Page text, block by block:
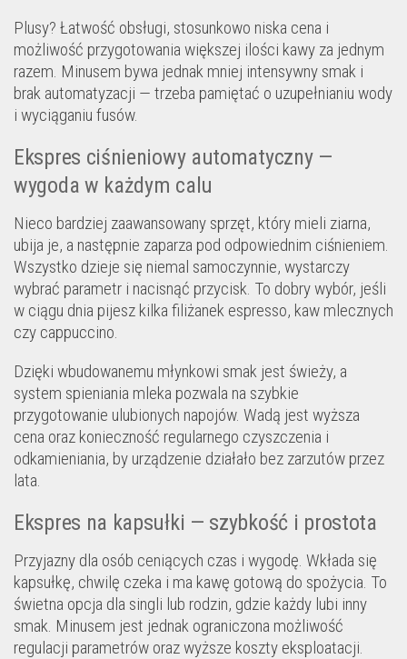
Plusy? Łatwość obsługi, stosunkowo niska cena i
możliwość przygotowania większej ilości kawy za jednym
razem. Minusem bywa jednak mniej intensywny smak i
brak automatyzacji — trzeba pamiętać o uzupełnianiu wody
i wyciąganiu fusów.
Ekspres ciśnieniowy automatyczny —
wygoda w każdym calu
Nieco bardziej zaawansowany sprzęt, który mieli ziarna,
ubija je, a następnie zaparza pod odpowiednim ciśnieniem.
Wszystko dzieje się niemal samoczynnie, wystarczy
wybrać parametr i nacisnąć przycisk. To dobry wybór, jeśli
w ciągu dnia pijesz kilka filiżanek espresso, kaw mlecznych
czy cappuccino.
Dzięki wbudowanemu młynkowi smak jest świeży, a
system spieniania mleka pozwala na szybkie
przygotowanie ulubionych napojów. Wadą jest wyższa
cena oraz konieczność regularnego czyszczenia i
odkamieniania, by urządzenie działało bez zarzutów przez
lata.
Ekspres na kapsułki — szybkość i prostota
Przyjazny dla osób ceniących czas i wygodę. Wkłada się
kapsułkę, chwilę czeka i ma kawę gotową do spożycia. To
świetna opcja dla singli lub rodzin, gdzie każdy lubi inny
smak. Minusem jest jednak ograniczona możliwość
regulacji parametrów oraz wyższe koszty eksploatacji.